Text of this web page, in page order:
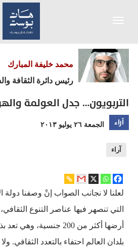
محمد خليفة المبارك
رئيس دائرة الثقافة
التربويون… جدل العولمة
آراء الجمعة ٢٦ يوليو ٢٠١٣
آراء
لعلنا لا نجانب الصواب إنْ وصفنا دولة
التي تنصهر فيها عناصر التنوع
أرضها أكثر من 200 جنسية،
بلدان العالم احتفاء بالتعدد الثقافي.